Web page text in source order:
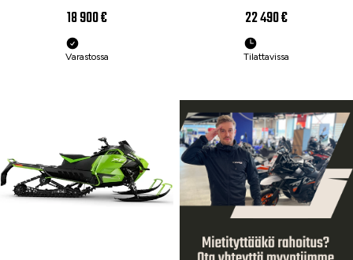
18 900 €
Varastossa
22 490 €
Tilattavissa